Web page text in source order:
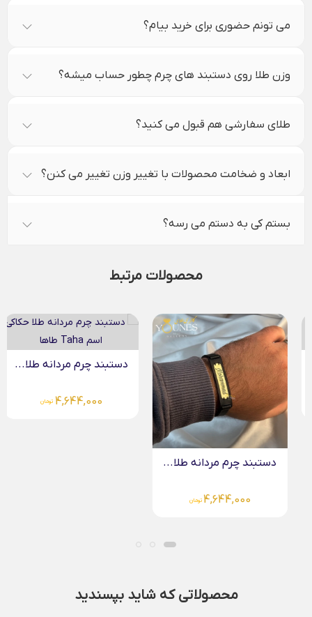
می تونم حضوری برای خرید بیام؟
وزن طلا روی دستبند های چرم چطور حساب میشه؟
طلای سفارشی هم قبول می کنید؟
ابعاد و ضخامت محصولات با تغییر وزن تغییر می کنن؟
بستم کی به دستم می رسه؟
محصولات مرتبط
دستبند چرم مردانه طلا...
4,644,000 تومان
دستبند چرم مردانه طلا...
4,644,000 تومان
محصولاتی که شاید بپسندید